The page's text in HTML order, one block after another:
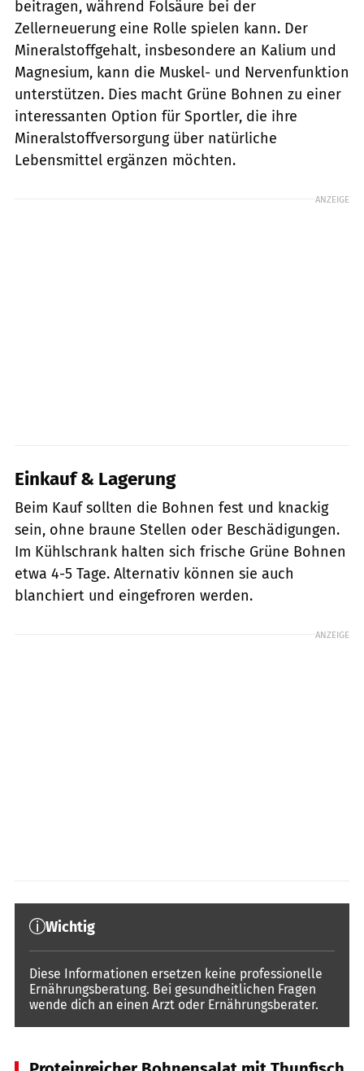
beitragen, während Folsäure bei der
Zellerneuerung eine Rolle spielen kann. Der
Mineralstoffgehalt, insbesondere an Kalium und
Magnesium, kann die Muskel- und Nervenfunktion
unterstützen. Dies macht Grüne Bohnen zu einer
interessanten Option für Sportler, die ihre
Mineralstoffversorgung über natürliche
Lebensmittel ergänzen möchten.
ANZEIGE
Einkauf & Lagerung
Beim Kauf sollten die Bohnen fest und knackig
sein, ohne braune Stellen oder Beschädigungen.
Im Kühlschrank halten sich frische Grüne Bohnen
etwa 4-5 Tage. Alternativ können sie auch
blanchiert und eingefroren werden.
ANZEIGE
Wichtig
Diese Informationen ersetzen keine professionelle
Ernährungsberatung. Bei gesundheitlichen Fragen
wende dich an einen Arzt oder Ernährungsberater.